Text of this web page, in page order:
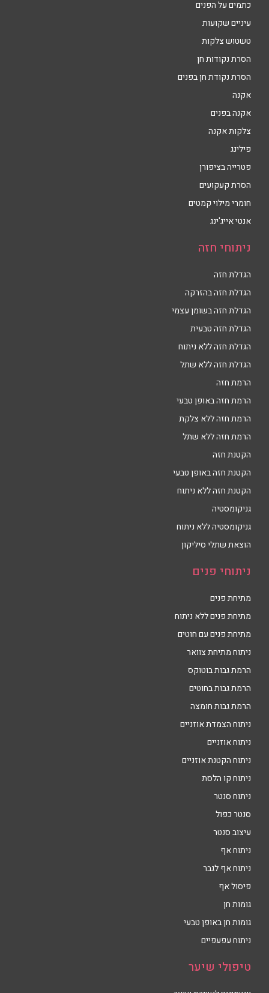
כתמים על הפנים
עיניים שקועות
טשטוש צלקות
הסרת נקודות חן
הסרת נקודת חן בפנים
אקנה
אקנה בפנים
צלקות אקנה
פילינג
פטרייה בציפורן
הסרת קעקועים
חומרי מילוי קמטים
אנטי אייג'ינג
ניתוחי חזה
הגדלת חזה
הגדלת חזה בהזרקה
הגדלת חזה בשומן עצמי
הגדלת חזה טבעית
הגדלת חזה ללא ניתוח
הגדלת חזה ללא שתל
הרמת חזה
הרמת חזה באופן טבעי
הרמת חזה ללא צלקת
הרמת חזה ללא שתל
הקטנת חזה
הקטנת חזה באופן טבעי
הקטנת חזה ללא ניתוח
גניקומסטיה
גניקומסטיה ללא ניתוח
הוצאת שתלי סיליקון
ניתוחי פנים
מתיחת פנים
מתיחת פנים ללא ניתוח
מתיחת פנים עם חוטים
ניתוח מתיחת צוואר
הרמת גבות בוטוקס
הרמת גבות בחוטים
הרמת גבות חומצה
ניתוח הצמדת אוזניים
ניתוח אוזניים
ניתוח הקטנת אוזניים
ניתוח קו הלסת
ניתוח סנטר
סנטר כפול
עיצוב סנטר
ניתוח אף
ניתוח אף לגבר
פיסול אף
גומות חן
גומות חן באופן טבעי
ניתוח עפעפיים
טיפולי שיער